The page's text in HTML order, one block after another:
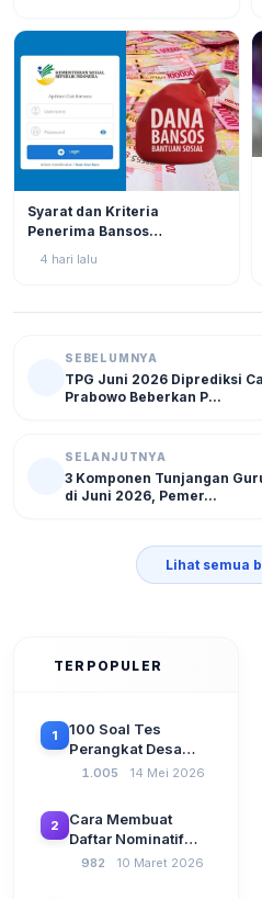
Syarat dan Kriteria
Penerima Bansos
Rp750.000 Juli 2026, Cek
4 hari lalu
SEBELUMNYA
TPG Juni 2026 Diprediksi
Prabowo Beberkan P...
SELANJUTNYA
3 Komponen Tunjangan
di Juni 2026, Pemer...
Lihat semua
TERPOPULER
1
100 Soal Tes
Perangkat Desa
Terbaru 2026
CAT Berbasis UU
Desa No. 3 Tahun
2024
1.005 14 Mei 2026
2
Cara Membuat
Daftar Nominatif
Siltap di Aplikasi
982 10 Maret 2026